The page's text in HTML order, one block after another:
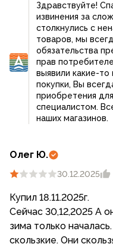
Здравствуйте!
извинения за
столкнулись с
товаров, мы
обязательства
прав
выявили какие-
покупки, Вы
приобретения
специалистом.
наших магазинов.
Олег Ю.
30.12.2025
Купил 18.11.2025г.
Сейчас 30,12,2025 А
зима только
скользкие. Они